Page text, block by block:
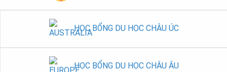
HỌC BỔNG DU HỌC CHÂU ÚC
HỌC BỔNG DU HỌC CHÂU ÂU